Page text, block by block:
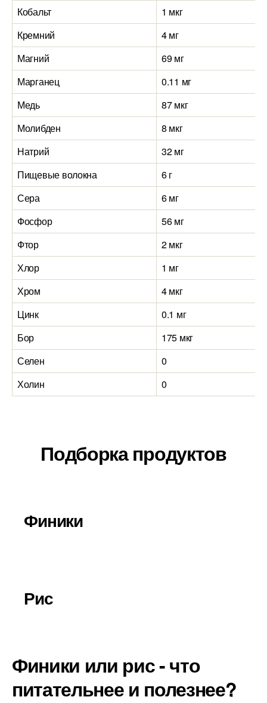
Кобальт
1 мкг
Кремний
4 мг
Магний
69 мг
Марганец
0.11 мг
Медь
87 мкг
Молибден
8 мкг
Натрий
32 мг
Пищевые волокна
6 г
Сера
6 мг
Фосфор
56 мг
Фтор
2 мкг
Хлор
1 мг
Хром
4 мкг
Цинк
0.1 мг
Бор
175 мкг
Селен
0
Холин
0
Подборка продуктов
Финики
Рис
Финики или рис - что
питательнее и полезнее?